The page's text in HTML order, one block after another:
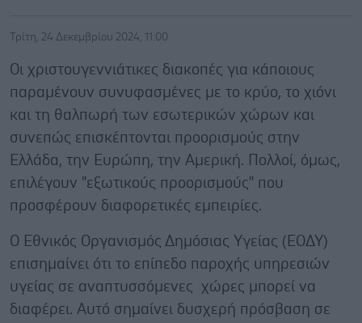
Τρίτη, 24 Δεκεμβρίου 2024, 11:00
Οι χριστουγεννιάτικες διακοπές για κάποιους
παραμένουν συνυφασμένες με το κρύο, το χιόνι
και τη θαλπωρή των εσωτερικών χώρων και
συνεπώς επισκέπτονται προορισμούς στην
Ελλάδα, την Ευρώπη, την Αμερική. Πολλοί, όμως,
επιλέγουν "εξωτικούς προορισμούς" που
προσφέρουν διαφορετικές εμπειρίες.
Ο Εθνικός Οργανισμός Δημόσιας Υγείας (ΕΟΔΥ)
επισημαίνει ότι το επίπεδο παροχής υπηρεσιών
υγείας σε αναπτυσσόμενες χώρες μπορεί να
διαφέρει. Αυτό σημαίνει δυσχερή πρόσβαση σε